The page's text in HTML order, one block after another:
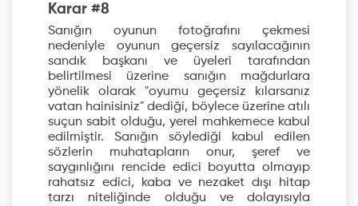
Karar #8
Sanığın oyunun fotoğrafını çekmesi
nedeniyle oyunun geçersiz sayılacağının
sandık başkanı ve üyeleri tarafından
belirtilmesi üzerine sanığın mağdurlara
yönelik olarak "oyumu geçersiz kılarsanız
vatan hainisiniz" dediği, böylece üzerine atılı
suçun sabit olduğu, yerel mahkemece kabul
edilmiştir. Sanığın söylediği kabul edilen
sözlerin muhatapların onur, şeref ve
saygınlığını rencide edici boyutta olmayıp
rahatsız edici, kaba ve nezaket dışı hitap
tarzı niteliğinde olduğu ve dolayısıyla